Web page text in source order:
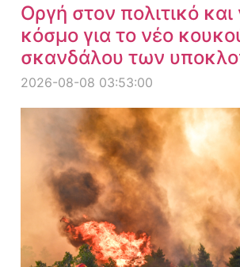
Οργή στον πολιτικό και
κόσμο για το νέο
σκανδάλου των
2026-08-08 03:53:00